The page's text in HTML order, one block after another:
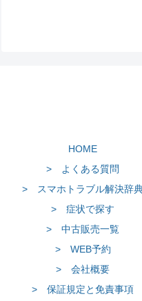
HOME
> よくある質問
> スマホトラブル解決辞
> 症状で探す
> 中古販売一覧
> WEB予約
> 会社概要
> 保証規定と免責事項